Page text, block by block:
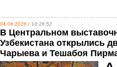
04.08.2026 / 10:26:52
В Центральном
Узбекистана открылись
Чарыева и Тешабоя